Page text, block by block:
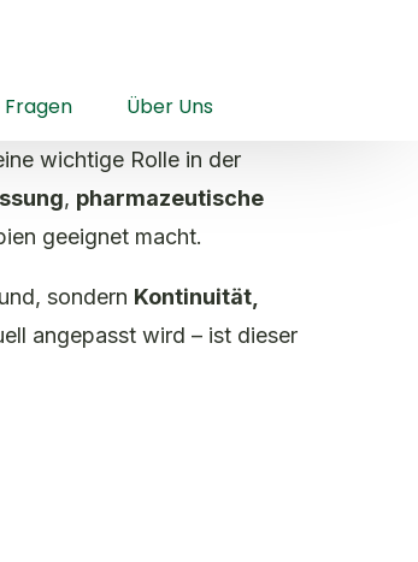
Fragen Über Uns
wichtige Rolle in der
, pharmazeutische
geeignet macht.
sondern Kontinuität,
angepasst wird – ist dieser